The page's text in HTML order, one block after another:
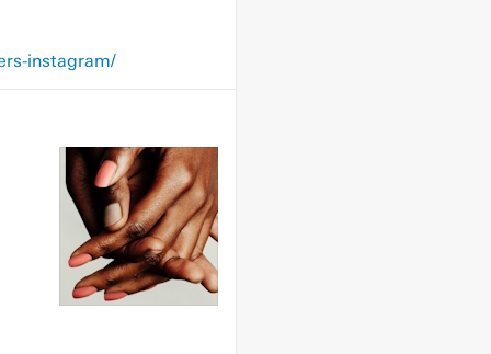
instagram/